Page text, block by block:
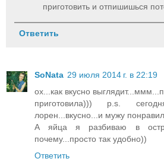
приготовить и отпишишься
Ответить
SоNata 29 июля 2014 г. в 22:19
ох...как вкусно
приготовила))) р.s.
лорен...вкусно...и мужу
А яйца я разбиваю в
почему...просто так удобно))
Ответить